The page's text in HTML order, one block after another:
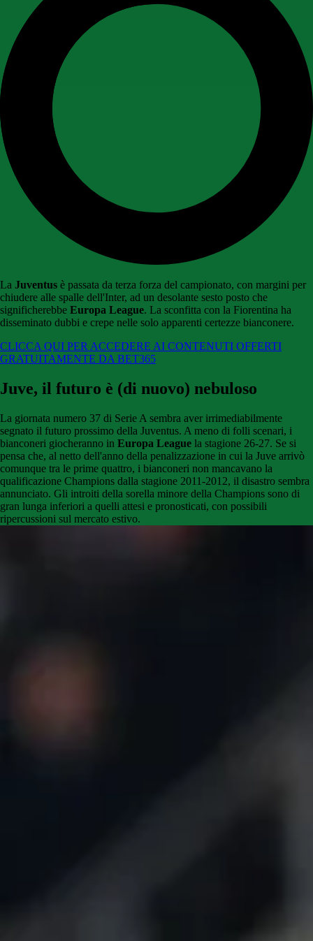
La Juventus è passata da terza forza del campionato, con margini per
chiudere alle spalle dell'Inter, ad un desolante sesto posto che
significherebbe Europa League. La sconfitta con la Fiorentina ha
disseminato dubbi e crepe nelle solo apparenti certezze bianconere.
CLICCA QUI PER ACCEDERE AI CONTENUTI OFFERTI
GRATUITAMENTE DA BET365
Juve, il futuro è (di nuovo) nebuloso
La giornata numero 37 di Serie A sembra aver irrimediabilmente
segnato il futuro prossimo della Juventus. A meno di folli scenari, i
bianconeri giocheranno in Europa League la stagione 26-27. Se si
pensa che, al netto dell'anno della penalizzazione in cui la Juve arrivò
comunque tra le prime quattro, i bianconeri non mancavano la
qualificazione Champions dalla stagione 2011-2012, il disastro sembra
annunciato. Gli introiti della sorella minore della Champions sono di
gran lunga inferiori a quelli attesi e pronosticati, con possibili
ripercussioni sul mercato estivo.